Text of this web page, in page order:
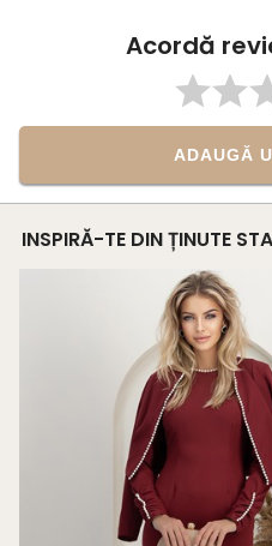
Acordă
ADAUGĂ
INSPIRĂ-TE DIN ȚINUTE